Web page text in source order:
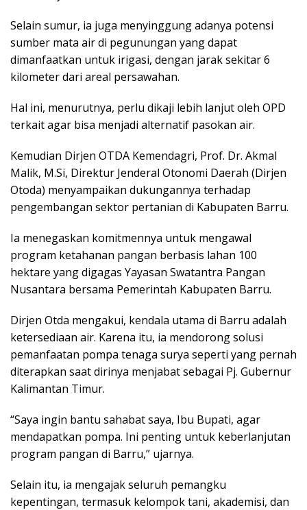
Selain sumur, ia juga menyinggung adanya potensi
sumber mata air di pegunungan yang dapat
dimanfaatkan untuk irigasi, dengan jarak sekitar 6
kilometer dari areal persawahan.
Hal ini, menurutnya, perlu dikaji lebih lanjut oleh OPD
terkait agar bisa menjadi alternatif pasokan air.
Kemudian Dirjen OTDA Kemendagri, Prof. Dr. Akmal
Malik, M.Si, Direktur Jenderal Otonomi Daerah (Dirjen
Otoda) menyampaikan dukungannya terhadap
pengembangan sektor pertanian di Kabupaten Barru.
Ia menegaskan komitmennya untuk mengawal
program ketahanan pangan berbasis lahan 100
hektare yang digagas Yayasan Swatantra Pangan
Nusantara bersama Pemerintah Kabupaten Barru.
Dirjen Otda mengakui, kendala utama di Barru adalah
ketersediaan air. Karena itu, ia mendorong solusi
pemanfaatan pompa tenaga surya seperti yang pernah
diterapkan saat dirinya menjabat sebagai Pj. Gubernur
Kalimantan Timur.
“Saya ingin bantu sahabat saya, Ibu Bupati, agar
mendapatkan pompa. Ini penting untuk keberlanjutan
program pangan di Barru,” ujarnya.
Selain itu, ia mengajak seluruh pemangku
kepentingan, termasuk kelompok tani, akademisi, dan